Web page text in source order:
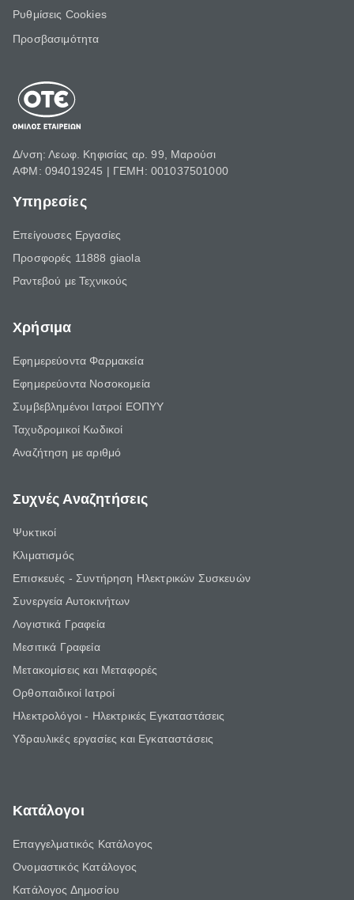
Ρυθμίσεις Cookies
Προσβασιμότητα
Δ/νση: Λεωφ. Κηφισίας αρ. 99, Μαρούσι
ΑΦΜ: 094019245 | ΓΕΜΗ: 001037501000
Υπηρεσίες
Επείγουσες Εργασίες
Προσφορές 11888 giaola
Ραντεβού με Τεχνικούς
Χρήσιμα
Εφημερεύοντα Φαρμακεία
Εφημερεύοντα Νοσοκομεία
Συμβεβλημένοι Ιατροί ΕΟΠΥΥ
Ταχυδρομικοί Κωδικοί
Αναζήτηση με αριθμό
Συχνές Αναζητήσεις
Ψυκτικοί
Κλιματισμός
Επισκευές - Συντήρηση Ηλεκτρικών Συσκευών
Συνεργεία Αυτοκινήτων
Λογιστικά Γραφεία
Μεσιτικά Γραφεία
Μετακομίσεις και Μεταφορές
Ορθοπαιδικοί Ιατροί
Ηλεκτρολόγοι - Ηλεκτρικές Εγκαταστάσεις
Υδραυλικές εργασίες και Εγκαταστάσεις
Κατάλογοι
Επαγγελματικός Κατάλογος
Ονομαστικός Κατάλογος
Κατάλογος Δημοσίου